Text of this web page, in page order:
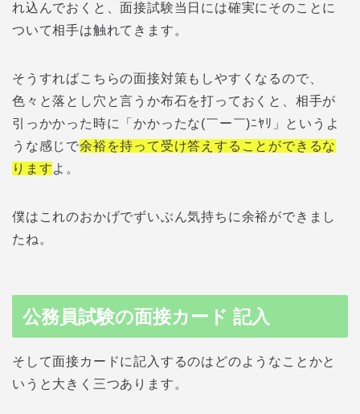
れ込んでおくと、面接試験当日には確実にそのことに
ついて相手は触れてきます。
そうすればこちらの面接対策もしやすくなるので、
色々と落とし穴と言うか布石を打っておくと、相手が
引っかかった時に「かかったな(￣ー￣)ﾆﾔﾘ」というよ
うな感じで余裕を持って受け答えすることができるな
りますよ。
僕はこれのおかげでずいぶん気持ちに余裕ができまし
たね。
公務員試験の面接カード 記入
そして面接カードに記入するのはどのようなことかと
いうと大きく三つあります。